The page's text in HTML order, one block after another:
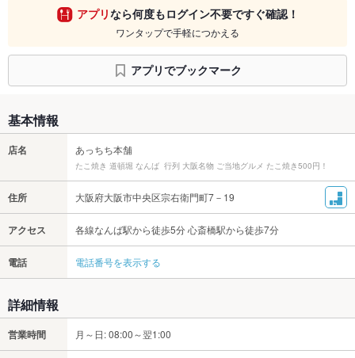
アプリなら何度もログイン不要ですぐ確認！
ワンタップで手軽につかえる
アプリでブックマーク
基本情報
店名 あっちち本舗
たこ焼き 道頓堀 なんば 行列 大阪名物 ご当地グルメ たこ焼き500円！
住所 大阪府大阪市中央区宗右衛門町7－19
アクセス 各線なんば駅から徒歩5分 心斎橋駅から徒歩7分
電話 電話番号を表示する
詳細情報
営業時間 月～日: 08:00～翌1:00